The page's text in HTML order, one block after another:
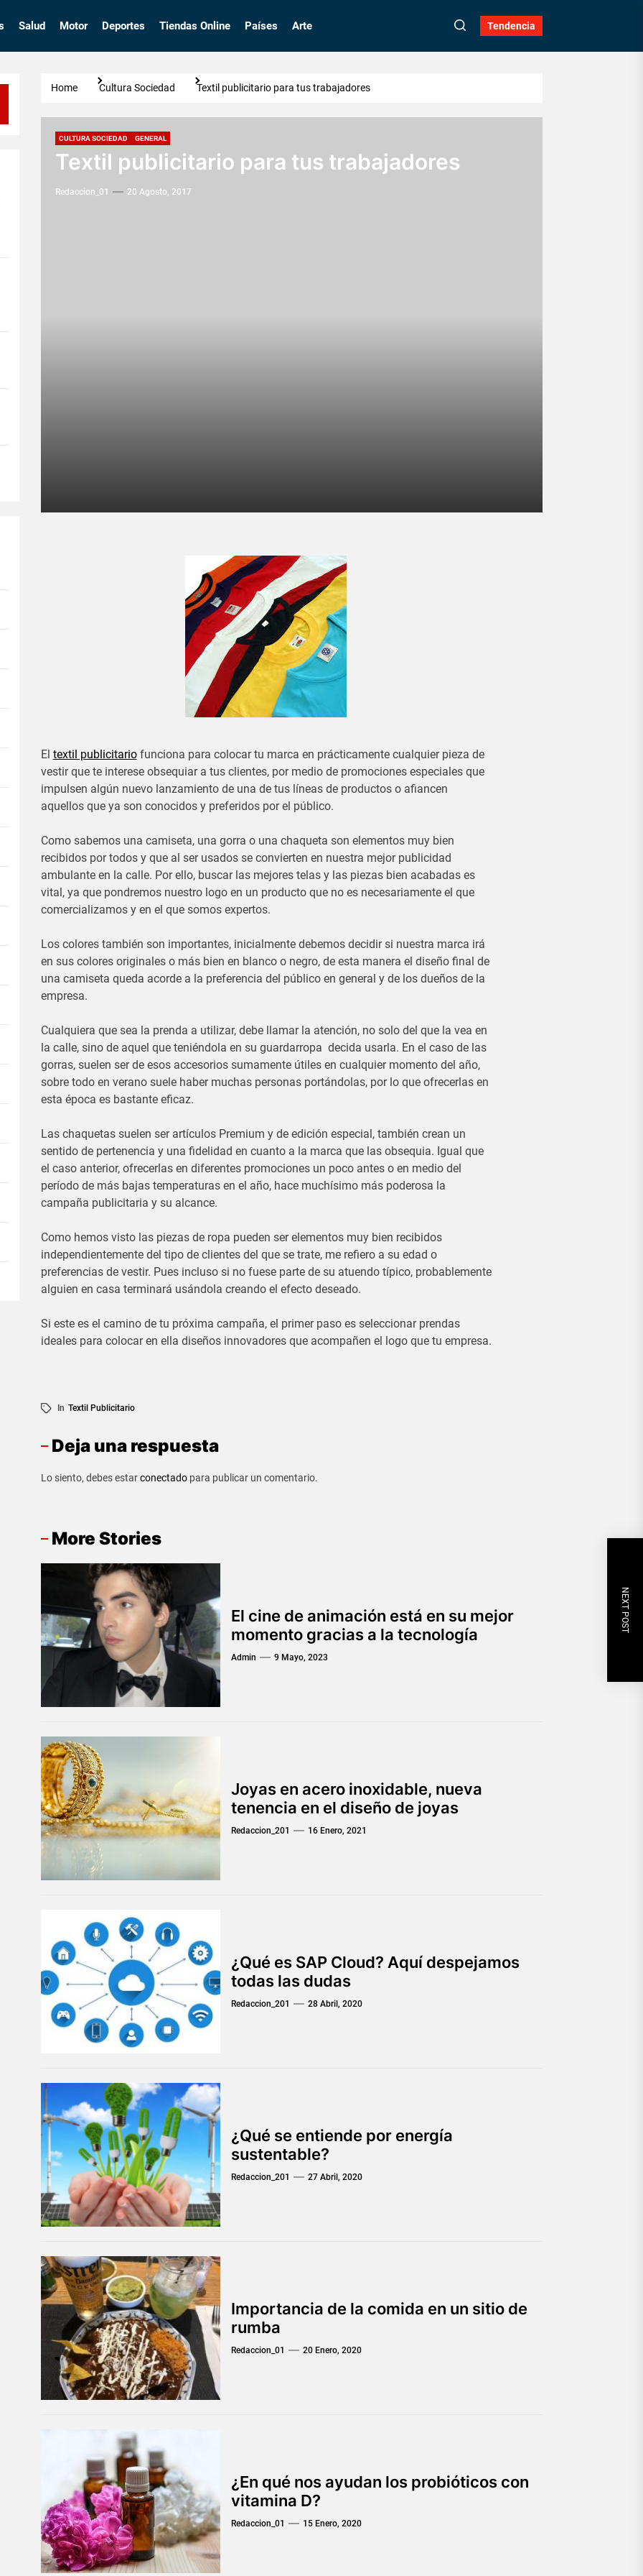
Salud Motor Deportes Tiendas Online Países Arte Tendencia
Home Cultura Sociedad Textil publicitario para tus trabajadores
CULTURA SOCIEDAD GENERAL
Textil publicitario para tus trabajadores
Redaccion_01 20 Agosto, 2017
El textil publicitariofunciona para colocar tu marca en prácticamente cualquier pieza de
vestir que te interese obsequiar a tus clientes, por medio de promociones especiales que
impulsen algún nuevo lanzamiento de una de tus líneas de productos o afiancen
aquellos que ya son conocidos y preferidos por el público.
Como sabemos una camiseta, una gorra o una chaqueta son elementos muy bien
recibidos por todos y que al ser usados se convierten en nuestra mejor publicidad
ambulante en la calle. Por ello, buscar las mejores telas y las piezas bien acabadas es
vital, ya que pondremos nuestro logo en un producto que no es necesariamente el que
comercializamos y en el que somos expertos.
Los colores también son importantes, inicialmente debemos decidir si nuestra marca irá
en sus colores originales o más bien en blanco o negro, de esta manera el diseño final de
una camiseta queda acorde a la preferencia del público en general y de los dueños de la
empresa.
Cualquiera que sea la prenda a utilizar, debe llamar la atención, no solo del que la vea en
la calle, sino de aquel que teniéndola en su guardarropa decida usarla. En el caso de las
gorras, suelen ser de esos accesorios sumamente útiles en cualquier momento del año,
sobre todo en verano suele haber muchas personas portándolas, por lo que ofrecerlas en
esta época es bastante eficaz.
Las chaquetas suelen ser artículos Premium y de edición especial, también crean un
sentido de pertenencia y una fidelidad en cuanto a la marca que las obsequia. Igual que
el caso anterior, ofrecerlas en diferentes promociones un poco antes o en medio del
período de más bajas temperaturas en el año, hace muchísimo más poderosa la
campaña publicitaria y su alcance.
Como hemos visto las piezas de ropa pueden ser elementos muy bien recibidos
independientemente del tipo de clientes del que se trate, me refiero a su edad o
preferencias de vestir. Pues incluso si no fuese parte de su atuendo típico, probablemente
alguien en casa terminará usándola creando el efecto deseado.
Si este es el camino de tu próxima campaña, el primer paso es seleccionar prendas
ideales para colocar en ella diseños innovadores que acompañen el logo que tu empresa.
In Textil Publicitario
Deja una respuesta
Lo siento, debes estarconectadopara publicar un comentario.
NEXT POST
More Stories
El cine de animación está en su mejor
momento gracias a la tecnología
Admin 9 Mayo, 2023
Joyas en acero inoxidable, nueva
tenencia en el diseño de joyas
Redaccion_201 16 Enero, 2021
¿Qué es SAP Cloud? Aquí despejamos
todas las dudas
Redaccion_201 28 Abril, 2020
¿Qué se entiende por energía
sustentable?
Redaccion_201 27 Abril, 2020
Importancia de la comida en un sitio de
rumba
Redaccion_01 20 Enero, 2020
¿En qué nos ayudan los probióticos con
vitamina D?
Redaccion_01 15 Enero, 2020